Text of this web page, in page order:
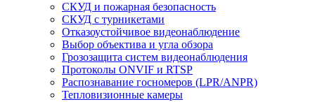
СКУД и пожарная безопасность
СКУД с турникетами
Отказоустойчивое видеонаблюдение
Выбор объектива и угла обзора
Грозозащита систем видеонаблюдения
Протоколы ONVIF и RTSP
Распознавание госномеров (LPR/ANPR)
Тепловизионные камеры